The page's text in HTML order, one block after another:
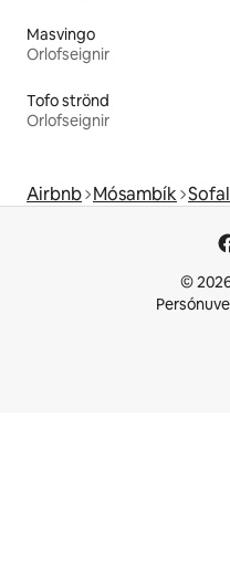
Masvingo
Orlofseignir
Tofo strönd
Orlofseignir
Airbnb Mósambík
©